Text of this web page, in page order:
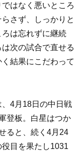
はなく悪いところ
さず、しっかりと
は忘れずに継続
次の試合で直せる
結果にこだわって
4月18日の中日戦
登板。白星はつか
ると、続く4月24
目を果たし1031